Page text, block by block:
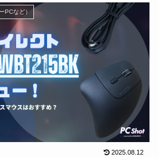
PCなど）
2025.08.12